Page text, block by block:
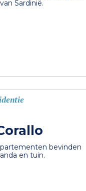
Sardinië.
bevinden
en tuin.